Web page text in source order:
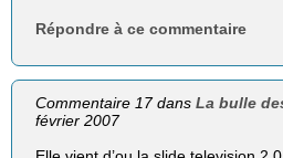
Répondre à ce commentaire
Commentaire 17 dansLa bulle
février 2007